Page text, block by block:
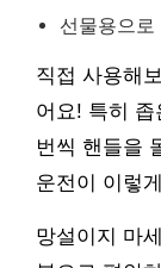
선물용으로
직접 사용해
어요! 특히
번씩 핸들을
운전이 이렇
망설이지 마